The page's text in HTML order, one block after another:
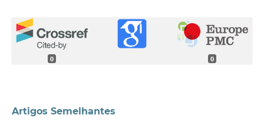
0 0
Artigos Semelhantes